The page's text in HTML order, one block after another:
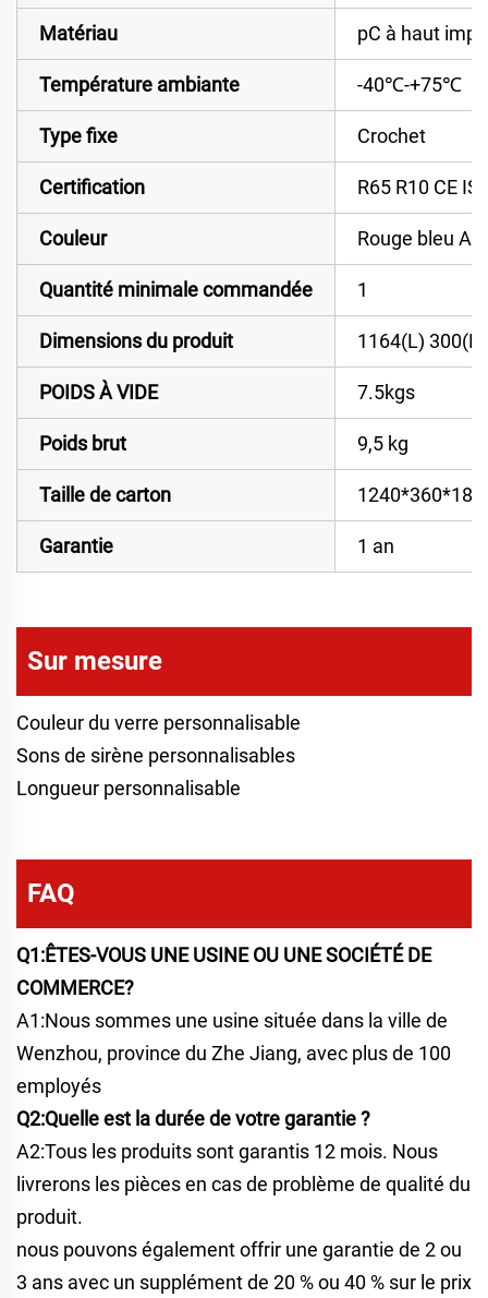
Matériau pC à haut
Température ambiante -40℃-+75℃
Type fixe Crochet
Certification R65 R10 CE
Couleur Rouge bleu
Quantité minimale commandée 1
Dimensions du produit 1164(L)
POIDS À VIDE 7.5kgs
Poids brut 9,5 kg
Taille de carton
Garantie 1 an
Sur mesure
Couleur du verre personnalisable
Sons de sirène personnalisables
Longueur personnalisable
FAQ
Q1:ÊTES-VOUS UNE USINE OU UNE SOCIÉTÉ DE
COMMERCE?
A1:Nous sommes une usine située dans la ville de
Wenzhou, province du Zhe Jiang, avec plus de 100
employés
Q2:Quelle est la durée de votre garantie ?
A2:Tous les produits sont garantis 12 mois. Nous
livrerons les pièces en cas de problème de qualité du
produit.
nous pouvons également offrir une garantie de 2 ou
3 ans avec un supplément de 20 % ou 40 % sur le prix